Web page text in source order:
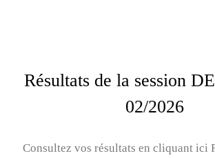
Résultats de la session
02/2026
Consultez vos résultats en cliquant ici